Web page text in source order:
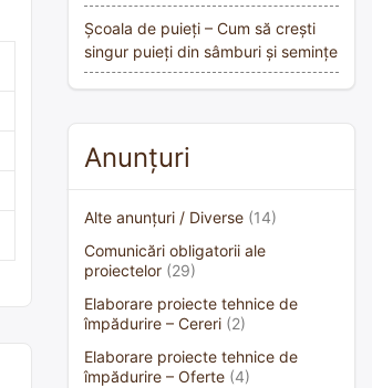
Școala de puieți – Cum să crești
singur puieți din sâmburi și semințe
Anunțuri
Alte anunțuri / Diverse (14)
Comunicări obligatorii ale
proiectelor (29)
Elaborare proiecte tehnice de
împădurire – Cereri (2)
Elaborare proiecte tehnice de
împădurire – Oferte (4)